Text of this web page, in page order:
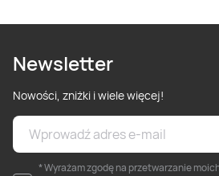
Newsletter
Nowości, zniżki i wiele więcej!
* Wyrażam zgodę na przetwarzanie